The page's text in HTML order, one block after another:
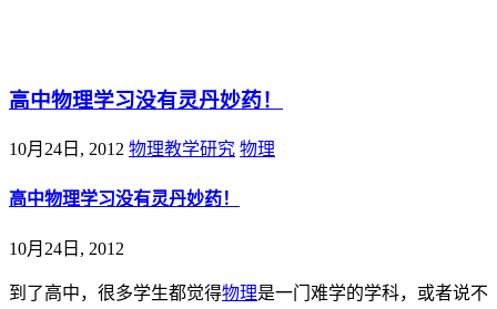
高中物理学习没有灵丹妙药！
10月24日, 2012 物理教学研究 物理
高中物理学习没有灵丹妙药！
10月24日, 2012
到了高中，很多学生都觉得物理是一门难学的学科，或者说不